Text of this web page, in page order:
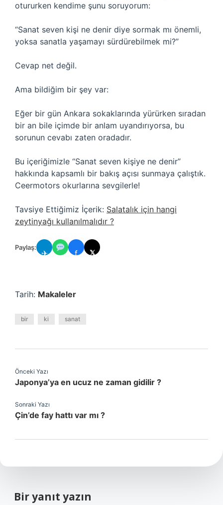
otururken kendime şunu soruyorum:
“Sanat seven kişi ne denir diye sormak mı önemli,
yoksa sanatla yaşamayı sürdürebilmek mi?”
Cevap net değil.
Ama bildiğim bir şey var:
Eğer bir gün Ankara sokaklarında yürürken sıradan
bir an bile içimde bir anlam uyandırıyorsa, bu
sorunun cevabı zaten oradadır.
Bu içeriğimizle “Sanat seven kişiye ne denir”
hakkında kapsamlı bir bakış açısı sunmaya çalıştık.
Ceermotors okurlarına sevgilerle!
Tavsiye Ettiğimiz İçerik: Salatalık için hangi
zeytinyağı kullanılmalıdır ?
Paylaş:
✈ f 𝕏
Tarih: Makaleler
bir ki sanat
Önceki Yazı
Japonya’ya en ucuz ne zaman gidilir ?
Sonraki Yazı
Çin’de fay hattı var mı ?
Bir yanıt yazın